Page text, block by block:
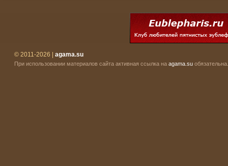
© 2011-2026 | agama.su
При использовании материалов сайта активная ссылка на agama.su обязательна.